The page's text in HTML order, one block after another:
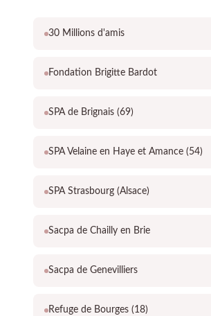
30 Millions d'amis
Fondation Brigitte Bardot
SPA de Brignais (69)
SPA Velaine en Haye et Amance (54)
SPA Strasbourg (Alsace)
Sacpa de Chailly en Brie
Sacpa de Genevilliers
Refuge de Bourges (18)